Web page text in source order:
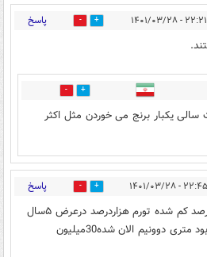
۲۲:۲۱ - ۱۴۰۱/۰۳/۲۸ 9 پاسخ
0
سالی یکبار برنج می خوردن مثل اکثر
۲۲:۴۵ - ۱۴۰۱/۰۳/۲۸ 3 پاسخ
درعرض ۵سال بیش از هزار درصد کم شده تورم هزاردرصد درعرض ۵سال
۵سال قبل آپارتمان محله ما بود متری دوونیم الان شده30میلیون